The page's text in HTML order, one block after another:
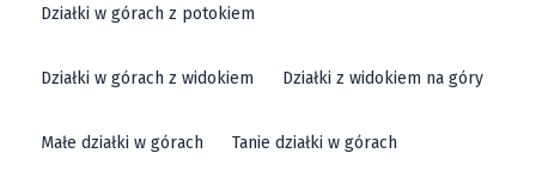
Działki w górach z potokiem
Działki w górach z widokiem Działki z widokiem na góry
Małe działki w górach Tanie działki w górach